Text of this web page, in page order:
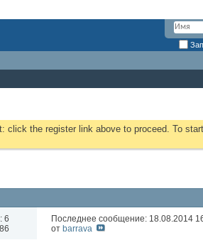
click the register link above to proceed. To
6
Последнее сообщение: 18.08.2014
от barrava